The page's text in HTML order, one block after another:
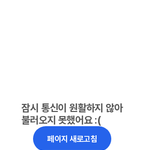
잠시 통신이 원활하지 않아
불러오지 못했어요 :(
페이지 새로고침